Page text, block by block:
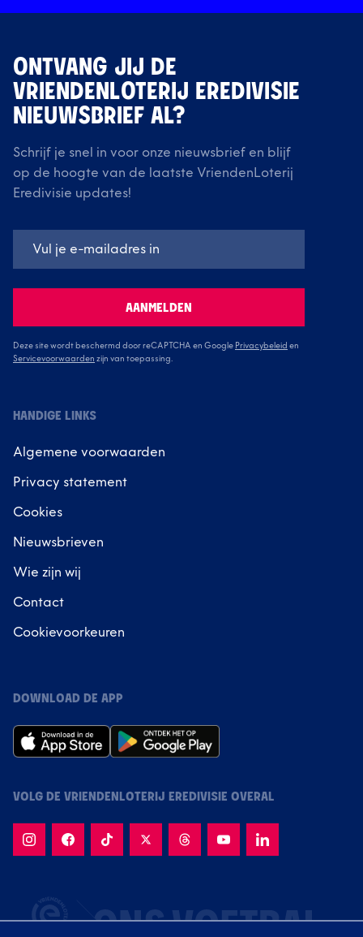
ONTVANG JIJ DE
VRIENDENLOTERIJ EREDIVISIE
NIEUWSBRIEF AL?
Schrijf je snel in voor onze nieuwsbrief en blijf
op de hoogte van de laatste VriendenLoterij
Eredivisie updates!
AANMELDEN
Deze site wordt beschermd door reCAPTCHA en Google Privacybeleid en
Servicevoorwaarden zijn van toepassing.
HANDIGE LINKS
Algemene voorwaarden
Privacy statement
Cookies
Nieuwsbrieven
Wie zijn wij
Contact
Cookievoorkeuren
DOWNLOAD DE APP
VOLG DE VRIENDENLOTERIJ EREDIVISIE OVERAL